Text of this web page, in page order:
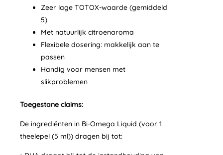
Zeer lage TOTOX-waarde (gemiddeld
5)
Met natuurlijk citroenaroma
Flexibele dosering: makkelijk aan te
passen
Handig voor mensen met
slikproblemen
Toegestane claims:
De ingrediënten in Bi-Omega Liquid (voor 1
theelepel (5 ml)) dragen bij tot: